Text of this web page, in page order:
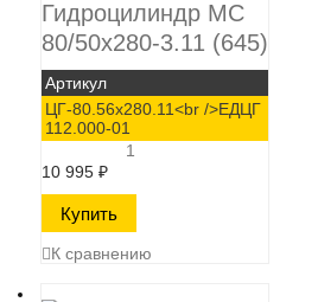
Гидроцилиндр МС
80/50х280-3.11 (645)
Артикул
ЦГ-80.56х280.11<br />ЕДЦГ
112.000-01
1
10 995 ₽
К сравнению